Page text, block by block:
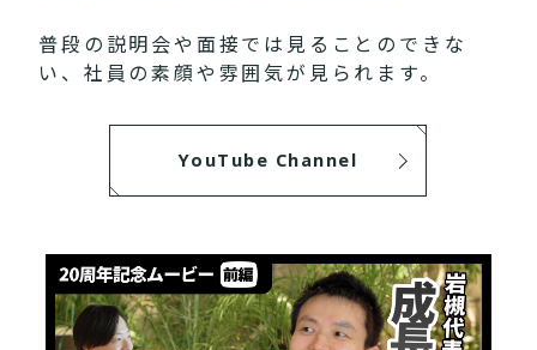
普段の説明会や面接では見ることのできな
い、社員の素顔や雰囲気が見られます。
YouTube Channel